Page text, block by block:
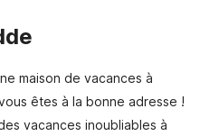
maison de vacances à
êtes à la bonne adresse !
vacances inoubliables à